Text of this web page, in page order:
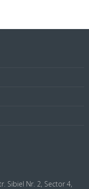
Sibiel Nr. 2, Sector 4,